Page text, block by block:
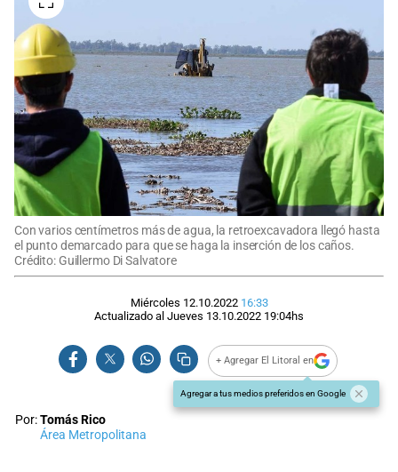
Con varios centímetros más de agua, la retroexcavadora llegó hasta
el punto demarcado para que se haga la inserción de los caños.
Crédito: Guillermo Di Salvatore
Miércoles 12.10.2022 16:33
Actualizado al Jueves 13.10.2022 19:04hs
+ Agregar El Litoral en
Agregar a tus medios preferidos en Google
Por:Tomás Rico
Área Metropolitana